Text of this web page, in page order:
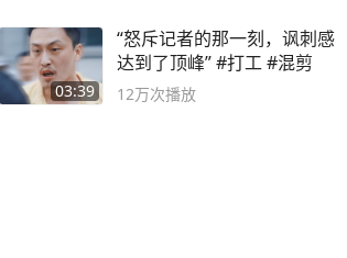
03:39
“怒斥记者的那一刻，讽刺感
达到了顶峰” #打工 #混剪
12万次播放